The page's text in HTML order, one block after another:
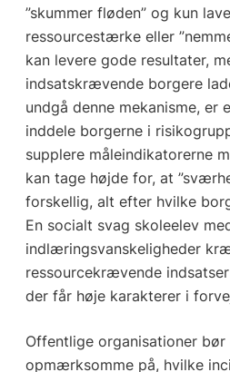
”skummer fløden” og kun
ressourcestærke eller
kan levere gode resultater,
indsatskrævende borgere
undgå denne mekanisme, er
inddele borgerne i
supplere måleindikatorerne
kan tage højde for, at
forskellig, alt efter hvilke
En socialt svag skoleelev
indlæringsvanskeligheder
ressourcekrævende
der får høje karakterer i
Offentlige organisationer
opmærksomme på, hvilke